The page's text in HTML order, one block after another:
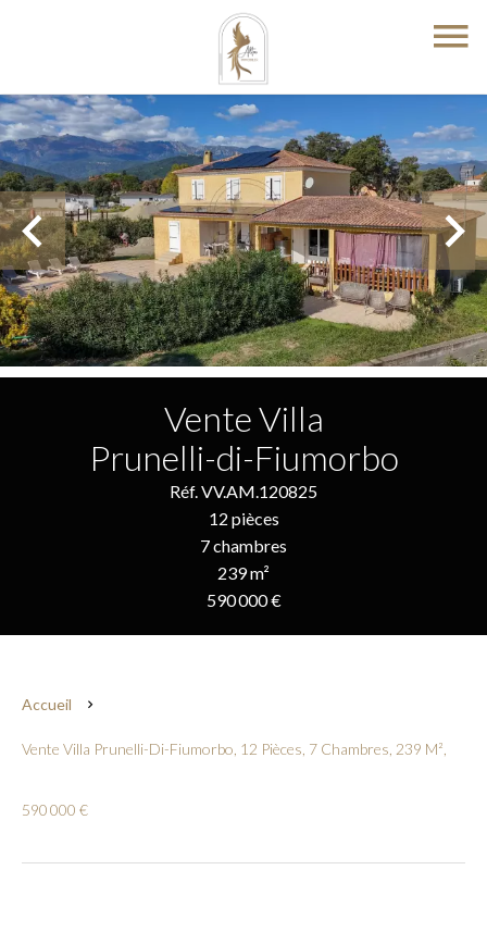
Vente Villa
Prunelli-di-Fiumorbo
Réf. VV.AM.120825
12 pièces
7 chambres
239 m²
590 000 €
Accueil
Vente Villa Prunelli-Di-Fiumorbo, 12 Pièces, 7 Chambres, 239 M²,
590 000 €